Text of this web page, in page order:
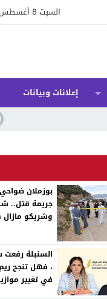
السبت 8 أغسطس 2026 - 9:52 صباحًا
إعلانات وبيانات
بوزملان
جريمة قتل..
وشريكو
السنبلة
، فهل تنجح
في تغيير